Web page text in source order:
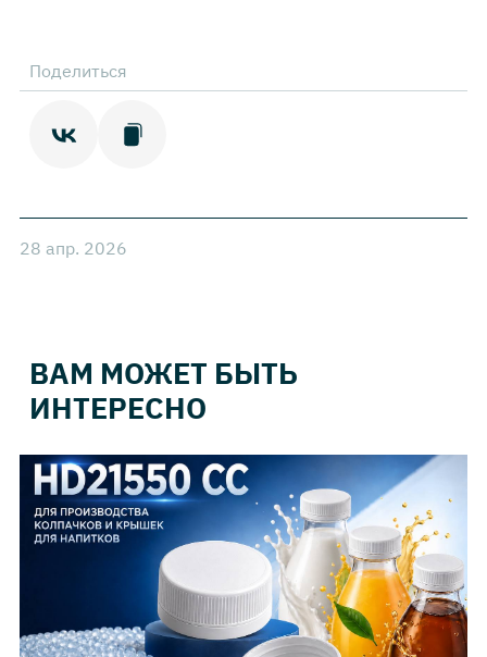
Поделиться
28 апр. 2026
ВАМ МОЖЕТ БЫТЬ
ИНТЕРЕСНО